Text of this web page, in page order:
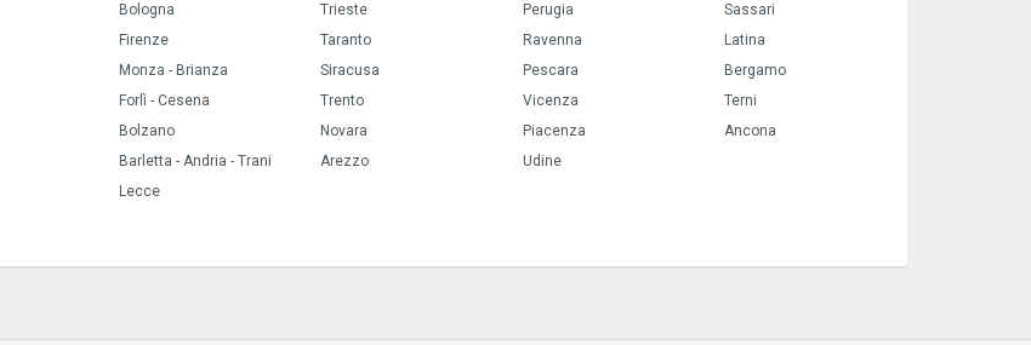
Bologna
Firenze
Monza - Brianza
Forlì - Cesena
Bolzano
Barletta - Andria - Trani
Lecce
Trieste
Taranto
Siracusa
Trento
Novara
Arezzo
Perugia
Ravenna
Pescara
Vicenza
Piacenza
Udine
Sassari
Latina
Bergamo
Terni
Ancona